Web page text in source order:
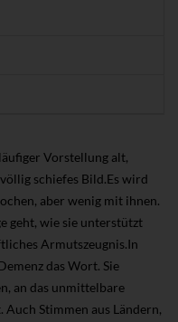
Vorstellung alt,
schiefes Bild.Es wird
aber wenig mit ihnen.
geht, wie sie unterstützt
Armutszeugnis.In
das Wort. Sie
an das unmittelbare
Auch Stimmen aus Ländern,